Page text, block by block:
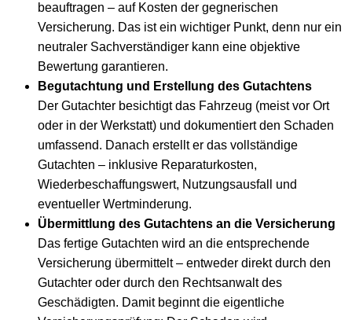
beauftragen – auf Kosten der gegnerischen
Versicherung. Das ist ein wichtiger Punkt, denn nur ein
neutraler Sachverständiger kann eine objektive
Bewertung garantieren.
Begutachtung und Erstellung des Gutachtens
Der Gutachter besichtigt das Fahrzeug (meist vor Ort
oder in der Werkstatt) und dokumentiert den Schaden
umfassend. Danach erstellt er das vollständige
Gutachten – inklusive Reparaturkosten,
Wiederbeschaffungswert, Nutzungsausfall und
eventueller Wertminderung.
Übermittlung des Gutachtens an die Versicherung
Das fertige Gutachten wird an die entsprechende
Versicherung übermittelt – entweder direkt durch den
Gutachter oder durch den Rechtsanwalt des
Geschädigten. Damit beginnt die eigentliche